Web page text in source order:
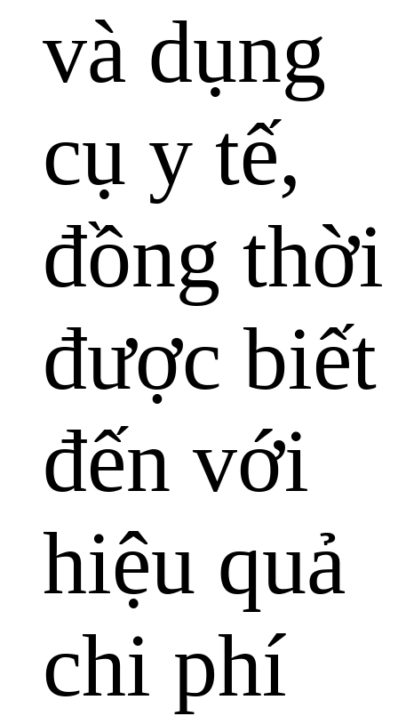
và dụng
cụ y tế,
đồng thời
được biết
đến với
hiệu quả
chi phí